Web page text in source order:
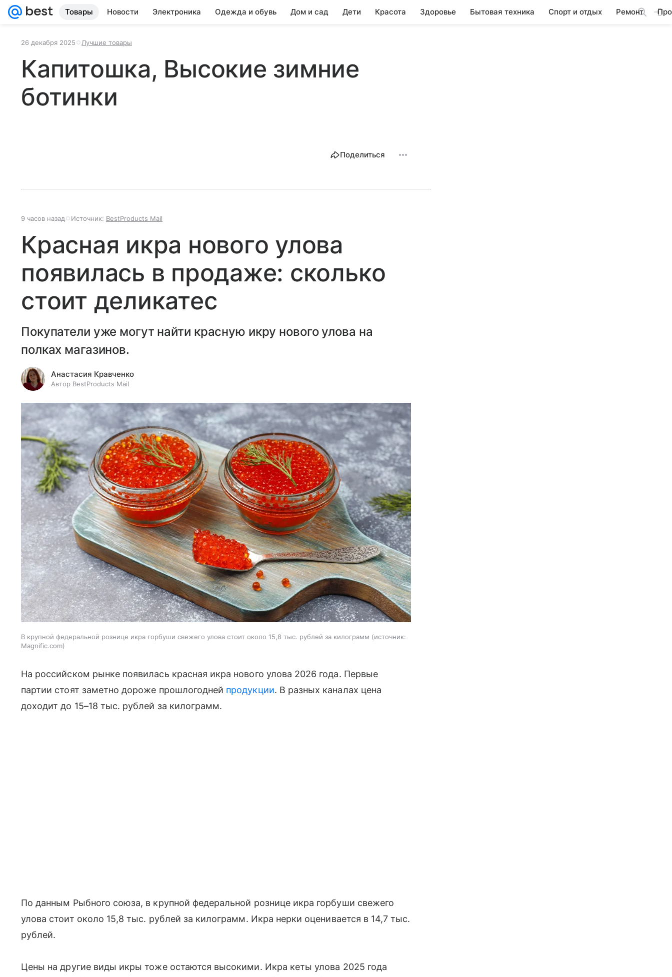
Товары Новости Электроника Одежда и обувь Дом и сад Дети Красота Здоровье Бытовая техника Спорт и отдых Ремонт
26 декабря 2025 Лучшие товары
Капитошка, Высокие зимние
ботинки
Поделиться
9 часов назад Источник: BestProducts Mail
Красная икра нового улова
появилась в продаже: сколько
стоит деликатес
Покупатели уже могут найти красную икру нового улова на
полках магазинов.
Анастасия Кравченко
Автор BestProducts Mail
В крупной федеральной рознице икра горбуши свежего улова стоит около 15,8 тыс. рублей за килограмм
источник:
Magnific.com
На российском рынке появилась красная икра нового улова 2026 года. Первые
партии стоят заметно дороже прошлогодней продукции. В разных каналах цена
доходит до 15–18 тыс. рублей за килограмм.
По данным Рыбного союза, в крупной федеральной рознице икра горбуши свежего
улова стоит около 15,8 тыс. рублей за килограмм. Икра нерки оценивается в 14,7 тыс.
рублей.
Цены на другие виды икры тоже остаются высокими. Икра кеты улова 2025 года